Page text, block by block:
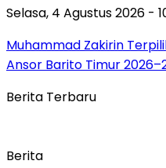
Selasa, 4 Agustus 2026 -
Muhammad Zakirin
Ansor Barito Timur
Berita Terbaru
Berita